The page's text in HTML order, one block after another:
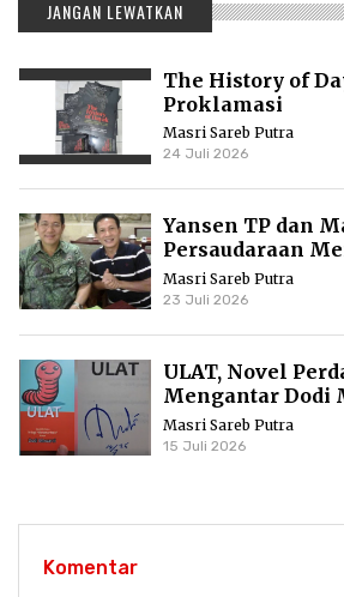
JANGAN LEWATKAN
The History of
Proklamasi
Masri Sareb Putra
24 Juli 2026
Yansen TP dan
Persaudaraan
Literasi Borneo
Masri Sareb Putra
23 Juli 2026
ULAT, Novel
Mengantar Dodi
Puncak Karier
Masri Sareb Putra
15 Juli 2026
Komentar